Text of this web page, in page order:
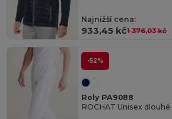
Najnižší cena:
933,45 kč1 376,03 kč
-52%
Roly PA9088